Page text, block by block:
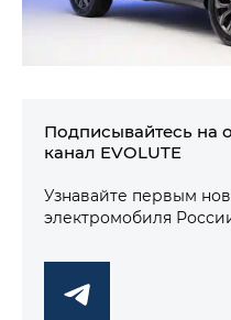
Подписывайтесь на
канал EVOLUTE
Узнавайте первым
электромобиля